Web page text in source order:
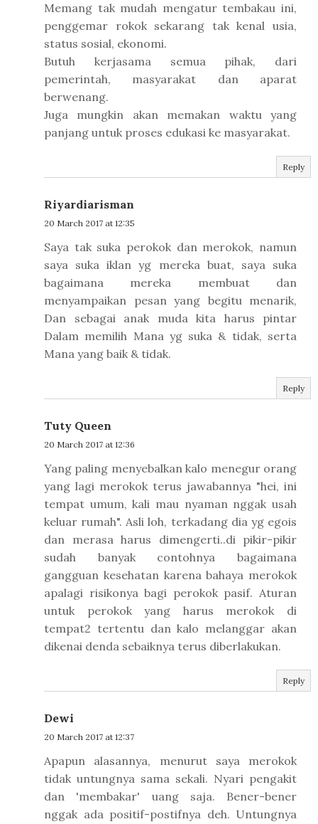
Memang tak mudah mengatur tembakau ini,
penggemar rokok sekarang tak kenal usia,
status sosial, ekonomi.
Butuh kerjasama semua pihak, dari
pemerintah, masyarakat dan aparat
berwenang.
Juga mungkin akan memakan waktu yang
panjang untuk proses edukasi ke masyarakat.
Reply
Riyardiarisman
20 March 2017 at 12:35
Saya tak suka perokok dan merokok, namun
saya suka iklan yg mereka buat, saya suka
bagaimana mereka membuat dan
menyampaikan pesan yang begitu menarik,
Dan sebagai anak muda kita harus pintar
Dalam memilih Mana yg suka & tidak, serta
Mana yang baik & tidak.
Reply
Tuty Queen
20 March 2017 at 12:36
Yang paling menyebalkan kalo menegur orang
yang lagi merokok terus jawabannya "hei, ini
tempat umum, kali mau nyaman nggak usah
keluar rumah". Asli loh, terkadang dia yg egois
dan merasa harus dimengerti..di pikir-pikir
sudah banyak contohnya bagaimana
gangguan kesehatan karena bahaya merokok
apalagi risikonya bagi perokok pasif. Aturan
untuk perokok yang harus merokok di
tempat2 tertentu dan kalo melanggar akan
dikenai denda sebaiknya terus diberlakukan.
Reply
Dewi
20 March 2017 at 12:37
Apapun alasannya, menurut saya merokok
tidak untungnya sama sekali. Nyari pengakit
dan 'membakar' uang saja. Bener-bener
nggak ada positif-postifnya deh. Untungnya